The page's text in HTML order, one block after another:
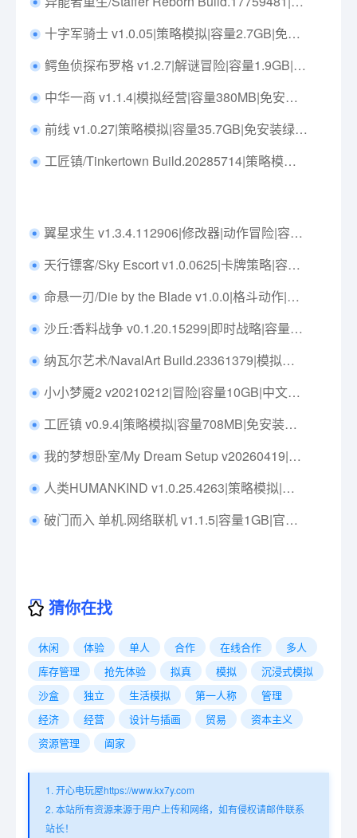
十字军骑士 v1.0.05|策略模拟|容量2.7GB|免安装绿色中文版|支持键盘.鼠标
鳄鱼侦探布罗格 v1.2.7|解谜冒险|容量1.9GB|免安装绿色中文版|支持键盘.鼠标
中华一商 v1.1.4|模拟经营|容量380MB|免安装绿色中文版|支持键盘.鼠标
前线 v1.0.27|策略模拟|容量35.7GB|免安装绿色中文版|支持键盘.鼠标
工匠镇/Tinkertown Build.20285714|策略模拟|容量1.4GB|免安装绿色中文版|支持键盘.鼠标
翼星求生 v1.3.4.112906|修改器|动作冒险|容量61.1GB|免安装绿色中文版|支持键盘.鼠标
天行镖客/Sky Escort v1.0.0625|卡牌策略|容量762MB|免安装绿色中文版|支持键盘.鼠标
命悬一刃/Die by the Blade v1.0.0|格斗动作|容量11.6GB|免安装绿色英文版|支持键盘.鼠标.手柄
沙丘:香料战争 v0.1.20.15299|即时战略|容量3GB|免安装绿色中文版|支持键盘.鼠标.手柄
纳瓦尔艺术/NavalArt Build.23361379|模拟经营|容量4.2GB|免安装绿色中文版|支持键盘.鼠标
小小梦魇2 v20210212|冒险|容量10GB|中文免安装|支持键盘.鼠标.手柄
工匠镇 v0.9.4|策略模拟|容量708MB|免安装绿色中文版|支持键盘.鼠标
我的梦想卧室/My Dream Setup v20260419|休闲益智|容量3GB|免安装绿色中文版|支持键盘.鼠标
人类HUMANKIND v1.0.25.4263|策略模拟|容量35GB|免安装绿色中文版|支持键盘.鼠标
破门而入 单机.网络联机 v1.1.5|容量1GB|官方简体中文|支持键盘.鼠标|赠多项修改器|赠网络联机教程
猜你在找
休闲 体验 单人 合作 在线合作
多人
库存管理
抢先体验 拟真 模拟
沉浸式模拟
沙盒
独立 生活模拟 第一人称
管理
经济
经营 设计与插画 贸易
资本主义
资源管理
阖家
1. 开心电玩屋https://www.kx7y.com
2. 本站所有资源来源于用户上传和网络，如有侵权请邮件联系
站长！